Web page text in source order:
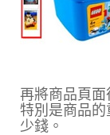
再將商品頁
特別是商品
少錢。